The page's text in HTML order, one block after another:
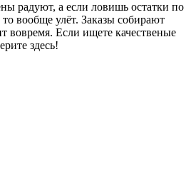
радуют, а если ловишь остатки по
вообще улёт. Заказы собирают
вовремя. Если ищете качественые
здесь!